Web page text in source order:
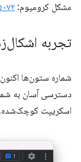
مشکل کرومیوم:
تجربه
شماره ستون‌ها
دسترسی آسان به
اسکریپت